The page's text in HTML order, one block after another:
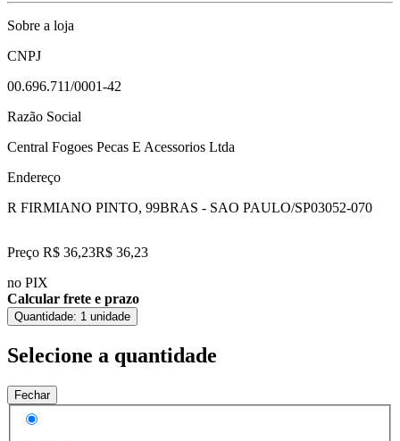
Sobre a loja
CNPJ
00.696.711/0001-42
Razão Social
Central Fogoes Pecas E Acessorios Ltda
Endereço
R FIRMIANO PINTO, 99BRAS - SAO PAULO/SP03052-070
Preço R$ 36,23R$ 36,23
no PIX
Calcular frete e prazo
Quantidade: 1 unidade
Selecione a quantidade
Fechar